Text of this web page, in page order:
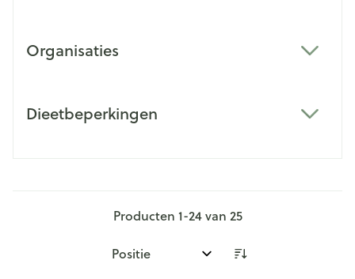
Organisaties
Dieetbeperkingen
Producten 1-24van 25
Sorteer op: